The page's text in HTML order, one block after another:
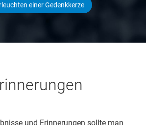
einer Gedenkkerze
und Erinnerungen sollte man